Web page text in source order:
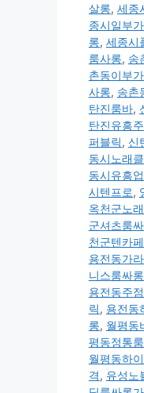
살롱, 세종
종시일부
롱, 세종시
룸사롱, 송
촌동이부
사롱, 송촌
탄진룸바,
탄진유흥
퍼블릭, 신
동시노래
동시유흥
시텐프로,
옥천군노
군셔츠룸
천군텐카페
용전동가
니스룸싸롱
용전동주점
릭, 용전동
롱, 월평동
평동정통
월평동하
격, 유성노